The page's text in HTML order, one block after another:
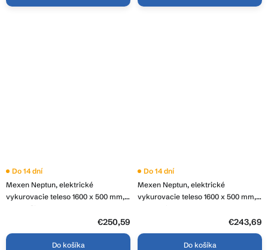
Mexen Neptun, elektrické
vykurovacie teleso 1600 x 500 mm,
900 W, čierna, W101-1600-500-2900-
Do 14 dní
€250,59
Do košíka
Mexen Neptun, elektrické
vykurovacie teleso 1600 x 500 mm,
Do 14 dní
€243,69
Do košíka